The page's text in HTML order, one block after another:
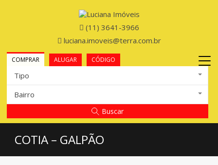
(11) 3641-3966
luciana.imoveis@terra.com.br
COMPRAR ALUGAR CÓDIGO
Tipo
Bairro
Buscar
COTIA – GALPÃO